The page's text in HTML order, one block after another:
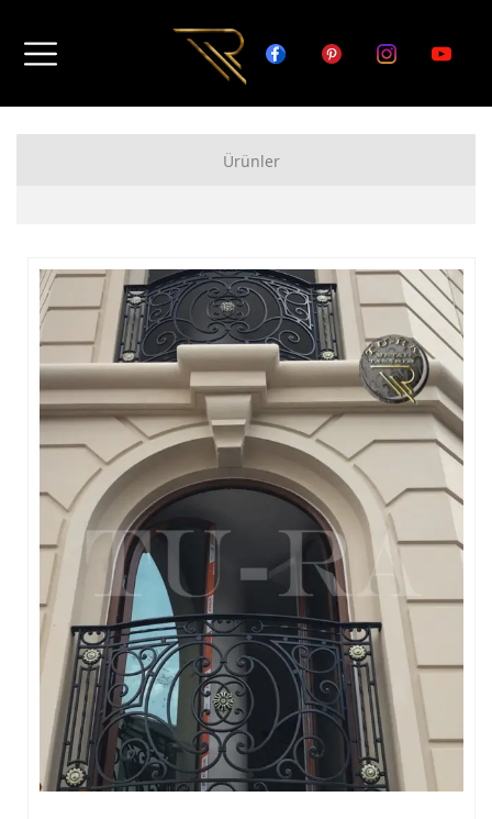
Ürünler
FERFORJE GARAJ KAPISI MODELLERİ
FERFORJE DUVAR ÜSTÜ KORKULUK MODELLERİ
FERFORJE BALKON KORKULUK MODELLERİ
FERFORJE MERDİVEN KORKULUK MODELLERİ
DEMİR MERDİVEN MODELLERİ
FERFORJE PERGOLA & FERFORJE SUNDURMA
FERFORJE ÇARDAK VE KAMELYA MODELLERİ
FERFORJE PENCERE KORKULUK MODELLERİ
METAL RAF MODELLERİ
METAL SEHPA VE DRESUAR MODELLERİ